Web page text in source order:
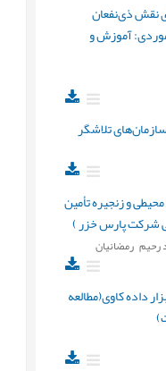
نقش ذی‌نفعان
آموزش و
تلاشگر
و زنجیره تأمین
شرکت پارس خزر )
رمضانیان
داده کاوی(مطالعه